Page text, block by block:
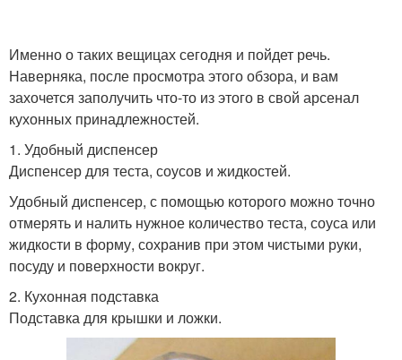
Именно о таких вещицах сегодня и пойдет речь.
Наверняка, после просмотра этого обзора, и вам
захочется заполучить что-то из этого в свой арсенал
кухонных принадлежностей.
1. Удобный диспенсер
Диспенсер для теста, соусов и жидкостей.
Удобный диспенсер, с помощью которого можно точно
отмерять и налить нужное количество теста, соуса или
жидкости в форму, сохранив при этом чистыми руки,
посуду и поверхности вокруг.
2. Кухонная подставка
Подставка для крышки и ложки.